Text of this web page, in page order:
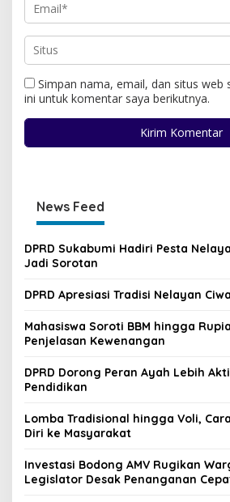
Simpan nama, email, dan situs web
ini untuk komentar saya berikutnya.
News Feed
DPRD Sukabumi Hadiri Pesta
Jadi Sorotan
DPRD Apresiasi Tradisi Nelayan
Mahasiswa Soroti BBM hingga
Penjelasan Kewenangan
DPRD Dorong Peran Ayah Lebih
Pendidikan
Lomba Tradisional hingga Voli,
Diri ke Masyarakat
Investasi Bodong AMV Rugikan
Legislator Desak Penanganan